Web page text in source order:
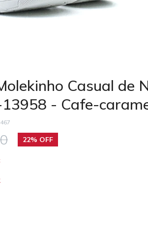
Casual de
- Cafe-
22